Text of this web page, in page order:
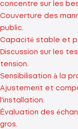
concentre sur les
Couverture des
public.
Capacité stable et
Discussion sur les
tension.
Sensibilisation à la
Ajustement et
l'installation.
Évaluation des
gros.